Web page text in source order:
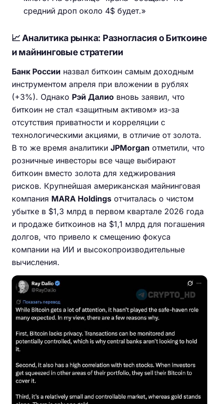
средний дроп около 4$ будет.»
📈 Аналитика рынка: Разногласия о Биткоине
и майнинговые стратегии
Банк России назвал биткоин самым доходным
инструментом апреля при вложении в рублях
(+3%). Однако Рэй Далио вновь заявил, что
биткоин не стал «защитным активом» из-за
отсутствия приватности и корреляции с
технологическими акциями, в отличие от золота.
В то же время аналитики JPMorgan отметили, что
розничные инвесторы все чаще выбирают
биткоин вместо золота для хеджирования
рисков. Крупнейшая американская майнинговая
компания MARA Holdings отчиталась о чистом
убытке в $1,3 млрд в первом квартале 2026 года
и продаже биткоинов на $1,1 млрд для погашения
долгов, что привело к смещению фокуса
компании на ИИ и высокопроизводительные
вычисления.